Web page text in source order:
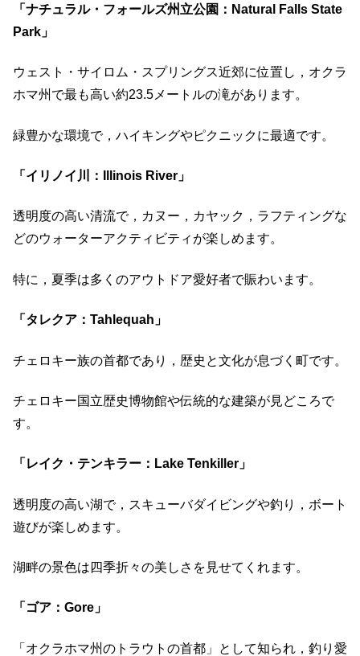
「ナチュラル・フォールズ州立公園：Natural Falls State
Park」
ウェスト・サイロム・スプリングス近郊に位置し，オクラ
ホマ州で最も高い約23.5メートルの滝があります。
​緑豊かな環境で，ハイキングやピクニックに最適です。
「イリノイ川：Illinois River」
透明度の高い清流で，カヌー，カヤック，ラフティングな
どのウォーターアクティビティが楽しめます。
​特に，夏季は多くのアウトドア愛好者で賑わいます。
「タレクア：Tahlequah」
チェロキー族の首都であり，歴史と文化が息づく町です。
​チェロキー国立歴史博物館や伝統的な建築が見どころで
す。
「レイク・テンキラー：Lake Tenkiller」
透明度の高い湖で，スキューバダイビングや釣り，ボート
遊びが楽しめます。
​湖畔の景色は四季折々の美しさを見せてくれます。
「ゴア：Gore」
「オクラホマ州のトラウトの首都」として知られ，釣り愛